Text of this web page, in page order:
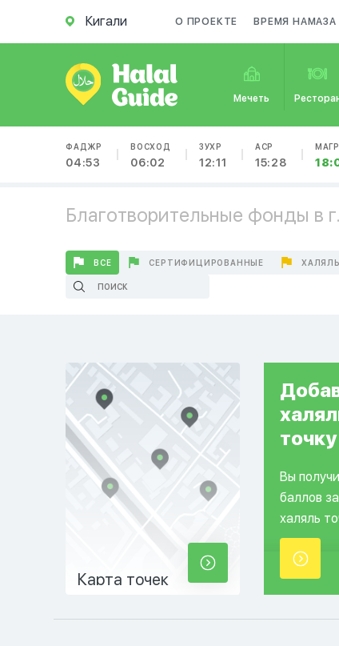
Кигали О ПРОЕКТЕ ВРЕМЯ НАМАЗА
Мечеть
ФАДЖР
04:53
ВОСХОД
06:02
ЗУХР
12:11
АСР
15:28
Благотворительные фонды в
ВСЕ СЕРТИФИЦИРОВАННЫЕ ХАЛЯЛЬ
Карта точек
точку
Вы
баллов
халяль